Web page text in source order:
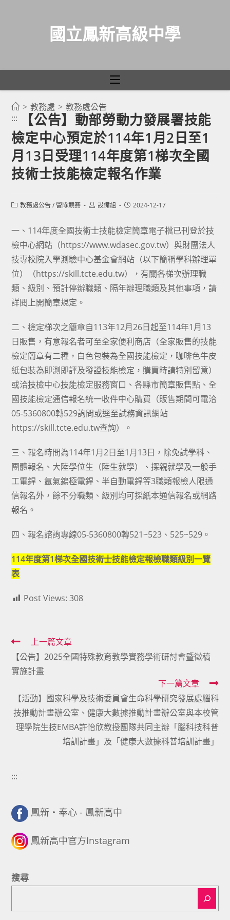
國立鳳新高級中學
> 教務處 > 教務處公告
:::
【公告】動部勞動力發展署技能
檢定中心預定於114年1月2日至1
月13日受理114年度第1梯次全國
技術士技能檢定報名作業
Post教務處公告 / 營隊競賽
Post設備組
Post2024-12-17
一、114年度全國技術士技能檢定簡章電子檔已刊登於技
檢中心網站（https://www.wdasec.gov.tw）與財團法人
技專校院入學測驗中心基金會網站（以下簡稱學科辦理單
位）（https://skill.tcte.edu.tw），有關各梯次辦理職
類、級別、預計停辦職類、隔年辦理職類及其他事項，請
詳閱上開簡章規定。
二、檢定梯次之簡章自113年12月26日起至114年1月13
日販售，有意報名者可至全家便利商店（全家販售的技能
檢定簡章有二種，白色包裝為全國技能檢定，咖啡色牛皮
紙包裝為即測即評及發證技能檢定，購買時請特別留意）
或洽技檢中心技能檢定服務窗口、各縣市簡章販售點、全
國技能檢定通信報名統一收件中心購買（販售期間可電洽
05-5360800轉529詢問或逕至試務資訊網站
https://skill.tcte.edu.tw查詢）。
三、報名時間為114年1月2日至1月13日，除免試學科、
團體報名、大陸學位生（陸生就學）、探親就學及一般手
工電銲、氬氣鎢極電銲、半自動電銲等3職類報檢人限通
信報名外，餘不分職類、級別均可採紙本通信報名或網路
報名。
四、報名諮詢專線05-5360800轉521~523、525~529。
114年度第1梯次全國技術士技能檢定報檢職類級別一覽
表
Post Views: 308
Read
more
articles
上一篇文章
【公告】2025全國特殊教育教學實務學術研討會暨徵稿
實施計畫
下一篇文章
【活動】國家科學及技術委員會生命科學研究發展處腦科
技推動計畫辦公室、健康大數據推動計畫辦公室與本校管
理學院生技EMBA許怡欣教授團隊共同主辦「腦科技科普
培訓計畫」及「健康大數據科普培訓計畫」
:::
鳳新・奉心 - 鳳新高中
鳳新高中官方Instagram
搜尋